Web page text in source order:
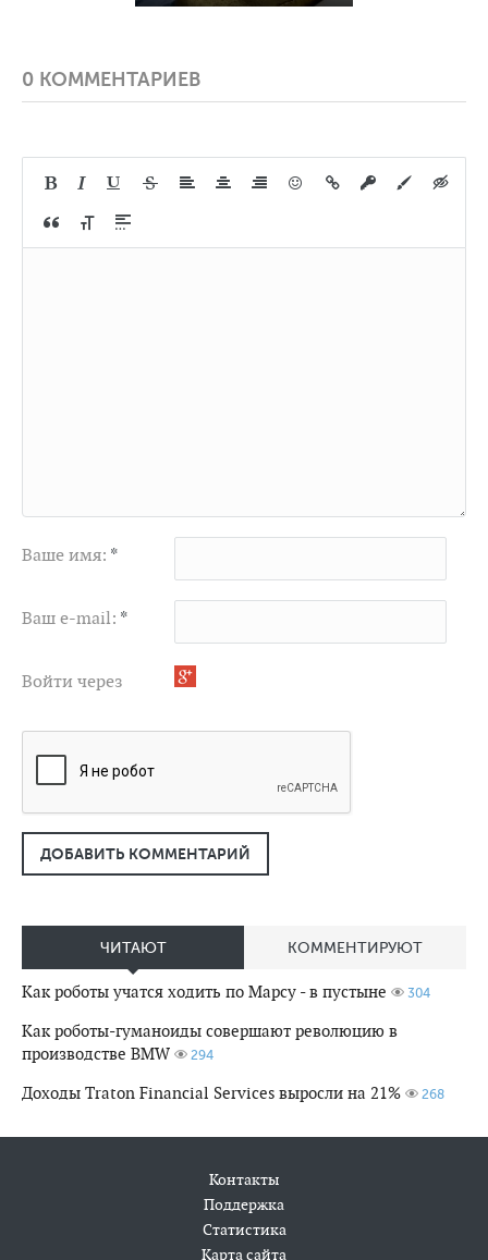
0 КОММЕНТАРИЕВ
Ваше имя: *
Ваш e-mail: *
Войти через
ДОБАВИТЬ КОММЕНТАРИЙ
ЧИТАЮТ КОММЕНТИРУЮТ
Как роботы учатся ходить по Марсу - в пустыне 304
Как роботы-гуманоиды совершают революцию в
производстве BMW
294
Доходы Traton Financial Services выросли на 21% 268
Контакты
Поддержка
Статистика
Карта сайта